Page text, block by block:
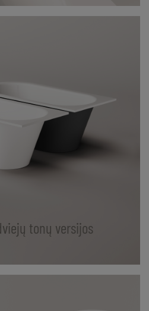
tonų versijos